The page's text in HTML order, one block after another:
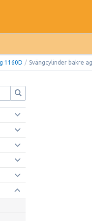
1160D / Svängcylinder bakre